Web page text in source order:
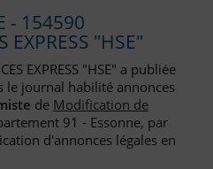
Légales
- 154590
EXPRESS "HSE"
EXPRESS "HSE" a publiée
le journal habilité annonces
de Modification de
91 - Essonne, par
d'annonces légales en